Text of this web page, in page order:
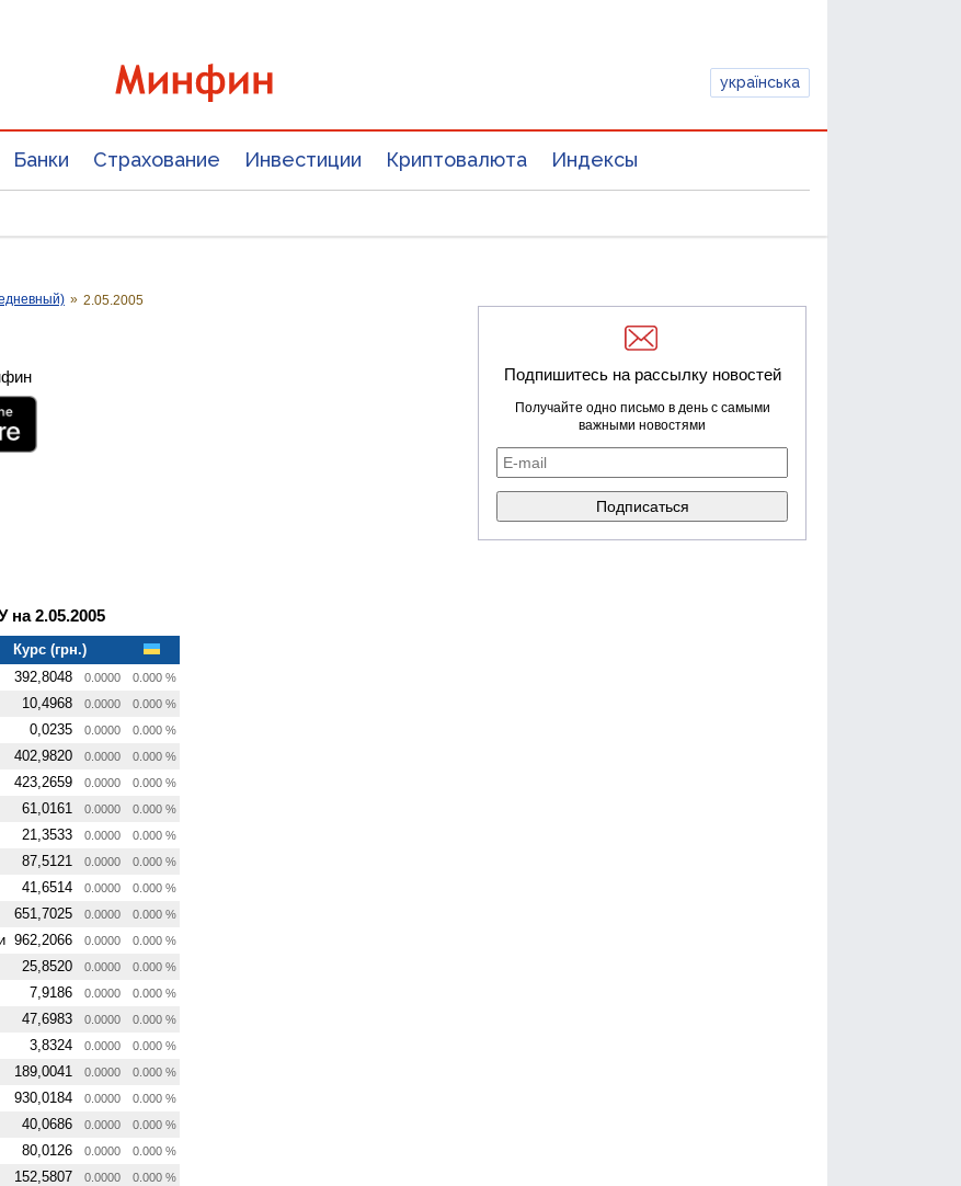
українська
Банки Страхование Инвестиции Криптовалюта Индексы
» 2.05.2005
2.05.2005
Курс (грн.)
392,8048 0.0000 0.000 %
10,4968 0.0000 0.000 %
0,0235 0.0000 0.000 %
402,9820 0.0000 0.000 %
423,2659 0.0000 0.000 %
61,0161 0.0000 0.000 %
21,3533 0.0000 0.000 %
87,5121 0.0000 0.000 %
41,6514 0.0000 0.000 %
651,7025 0.0000 0.000 %
962,2066 0.0000 0.000 %
25,8520 0.0000 0.000 %
7,9186 0.0000 0.000 %
47,6983 0.0000 0.000 %
3,8324 0.0000 0.000 %
189,0041 0.0000 0.000 %
930,0184 0.0000 0.000 %
40,0686 0.0000 0.000 %
80,0126 0.0000 0.000 %
152,5807 0.0000 0.000 %
Подпишитесь на рассылку новостей
Получайте одно письмо в день с самыми
важными новостями